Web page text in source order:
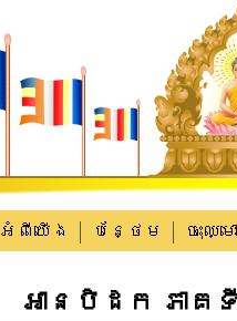
អំពីយើង បន្ថែម ចុះឈ្មោះ
អាន​បិដក ភា